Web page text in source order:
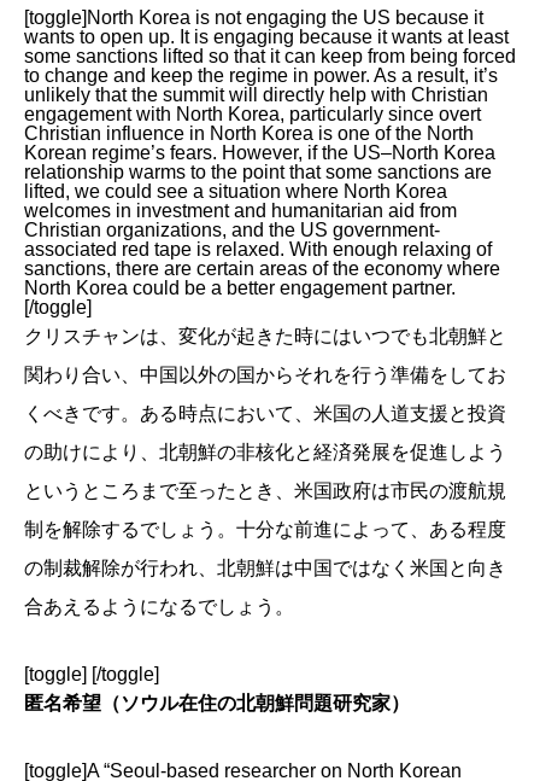
[toggle]North Korea is not engaging the US because it
wants to open up. It is engaging because it wants at least
some sanctions lifted so that it can keep from being forced
to change and keep the regime in power. As a result, it’s
unlikely that the summit will directly help with Christian
engagement with North Korea, particularly since overt
Christian influence in North Korea is one of the North
Korean regime’s fears. However, if the US–North Korea
relationship warms to the point that some sanctions are
lifted, we could see a situation where North Korea
welcomes in investment and humanitarian aid from
Christian organizations, and the US government-
associated red tape is relaxed. With enough relaxing of
sanctions, there are certain areas of the economy where
North Korea could be a better engagement partner.
[/toggle]
クリスチャンは、変化が起きた時にはいつでも北朝鮮と
関わり合い、中国以外の国からそれを行う準備をしてお
くべきです。ある時点において、米国の人道支援と投資
の助けにより、北朝鮮の非核化と経済発展を促進しよう
というところまで至ったとき、米国政府は市民の渡航規
制を解除するでしょう。十分な前進によって、ある程度
の制裁解除が行われ、北朝鮮は中国ではなく米国と向き
合あえるようになるでしょう。
[toggle] [/toggle]
匿名希望（ソウル在住の北朝鮮問題研究家）
[toggle]A “Seoul-based researcher on North Korean